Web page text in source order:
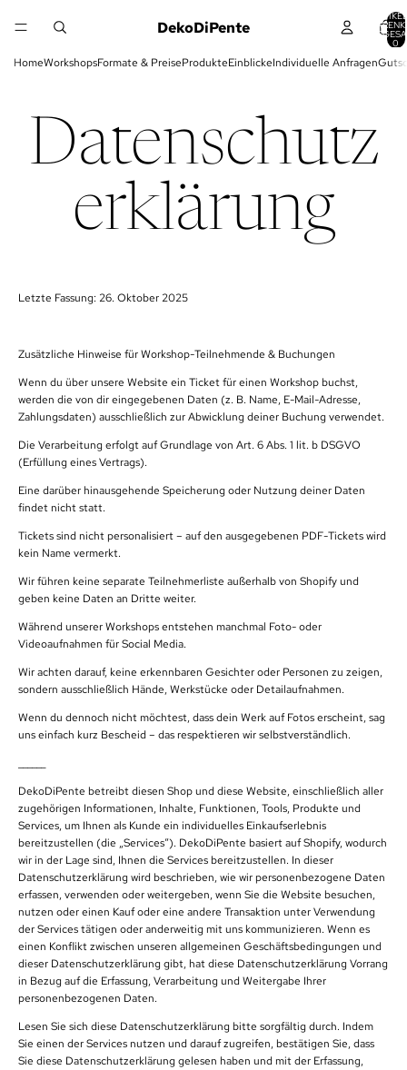
DekoDiPente
0
HomeWorkshopsFormate & PreiseProdukteEinblickeIndividuelle Anfragen
Datenschutz
erklärung
Letzte Fassung: 26. Oktober 2025
Zusätzliche Hinweise für Workshop-Teilnehmende & Buchungen
Wenn du über unsere Website ein Ticket für einen Workshop buchst,
werden die von dir eingegebenen Daten (z. B. Name, E-Mail-Adresse,
Zahlungsdaten) ausschließlich zur Abwicklung deiner Buchung verwendet.
Die Verarbeitung erfolgt auf Grundlage von Art. 6 Abs. 1 lit. b DSGVO
(Erfüllung eines Vertrags).
Eine darüber hinausgehende Speicherung oder Nutzung deiner Daten
findet nicht statt.
Tickets sind nicht personalisiert – auf den ausgegebenen PDF-Tickets wird
kein Name vermerkt.
Wir führen keine separate Teilnehmerliste außerhalb von Shopify und
geben keine Daten an Dritte weiter.
Während unserer Workshops entstehen manchmal Foto- oder
Videoaufnahmen für Social Media.
Wir achten darauf, keine erkennbaren Gesichter oder Personen zu zeigen,
sondern ausschließlich Hände, Werkstücke oder Detailaufnahmen.
Wenn du dennoch nicht möchtest, dass dein Werk auf Fotos erscheint, sag
uns einfach kurz Bescheid – das respektieren wir selbstverständlich.
DekoDiPente betreibt diesen Shop und diese Website, einschließlich aller
zugehörigen Informationen, Inhalte, Funktionen, Tools, Produkte und
Services, um Ihnen als Kunde ein individuelles Einkaufserlebnis
bereitzustellen (die „Services“). DekoDiPente basiert auf Shopify, wodurch
wir in der Lage sind, Ihnen die Services bereitzustellen. In dieser
Datenschutzerklärung wird beschrieben, wie wir personenbezogene Daten
erfassen, verwenden oder weitergeben, wenn Sie die Website besuchen,
nutzen oder einen Kauf oder eine andere Transaktion unter Verwendung
der Services tätigen oder anderweitig mit uns kommunizieren. Wenn es
einen Konflikt zwischen unseren allgemeinen Geschäftsbedingungen und
dieser Datenschutzerklärung gibt, hat diese Datenschutzerklärung Vorrang
in Bezug auf die Erfassung, Verarbeitung und Weitergabe Ihrer
personenbezogenen Daten.
Lesen Sie sich diese Datenschutzerklärung bitte sorgfältig durch. Indem
Sie einen der Services nutzen und darauf zugreifen, bestätigen Sie, dass
Sie diese Datenschutzerklärung gelesen haben und mit der Erfassung,